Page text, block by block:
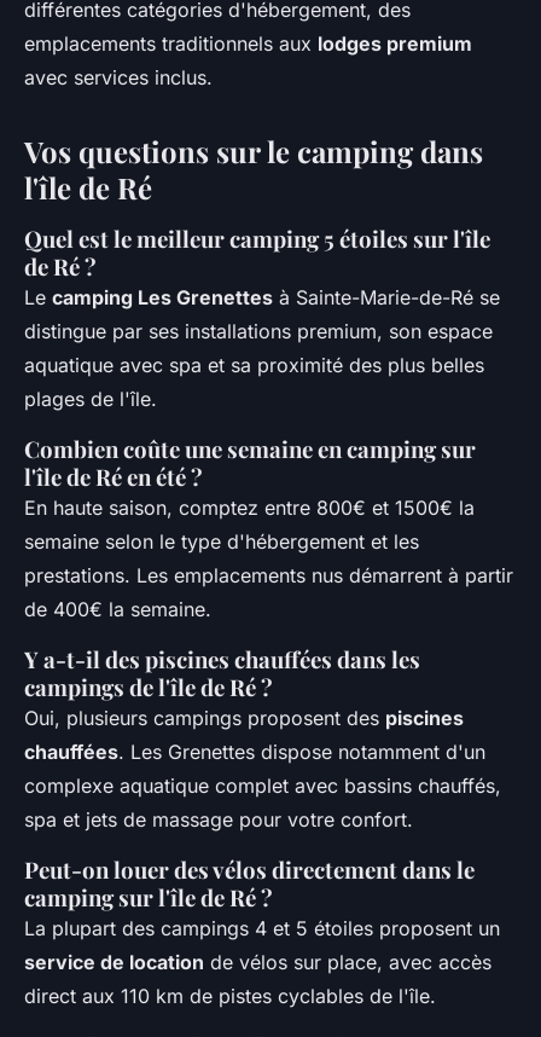
différentes catégories d'hébergement, des
emplacements traditionnels aux lodges premium
avec services inclus.
Vos questions sur le camping dans
l'île de Ré
Quel est le meilleur camping 5 étoiles sur l'île
de Ré ?
Le camping Les Grenettes à Sainte-Marie-de-Ré se
distingue par ses installations premium, son espace
aquatique avec spa et sa proximité des plus belles
plages de l'île.
Combien coûte une semaine en camping sur
l'île de Ré en été ?
En haute saison, comptez entre 800€ et 1500€ la
semaine selon le type d'hébergement et les
prestations. Les emplacements nus démarrent à partir
de 400€ la semaine.
Y a-t-il des piscines chauffées dans les
campings de l'île de Ré ?
Oui, plusieurs campings proposent des piscines
chauffées. Les Grenettes dispose notamment d'un
complexe aquatique complet avec bassins chauffés,
spa et jets de massage pour votre confort.
Peut-on louer des vélos directement dans le
camping sur l'île de Ré ?
La plupart des campings 4 et 5 étoiles proposent un
service de location de vélos sur place, avec accès
direct aux 110 km de pistes cyclables de l'île.